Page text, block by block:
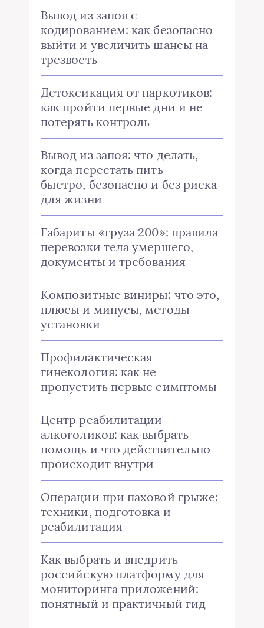
Вывод из запоя с
кодированием: как безопасно
выйти и увеличить шансы на
трезвость
Детоксикация от наркотиков:
как пройти первые дни и не
потерять контроль
Вывод из запоя: что делать,
когда перестать пить —
быстро, безопасно и без риска
для жизни
Габариты «груза 200»: правила
перевозки тела умершего,
документы и требования
Композитные виниры: что это,
плюсы и минусы, методы
установки
Профилактическая
гинекология: как не
пропустить первые симптомы
Центр реабилитации
алкоголиков: как выбрать
помощь и что действительно
происходит внутри
Операции при паховой грыже:
техники, подготовка и
реабилитация
Как выбрать и внедрить
российскую платформу для
мониторинга приложений:
понятный и практичный гид